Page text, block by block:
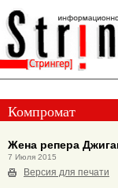
Компромат
Жена репера
7 Июля 2015
Версия для печати